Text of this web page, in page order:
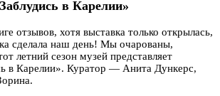
в Карелии»
отзывов, хотя выставка только открылась,
сделала наш день! Мы очарованы,
летний сезон музей представляет
в Карелии». Куратор — Анита Дункерс,